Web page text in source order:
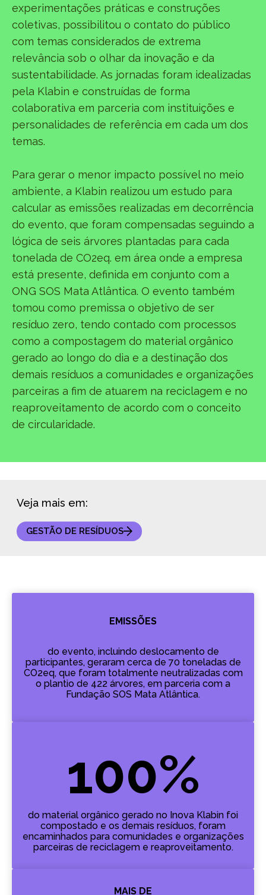
experimentações práticas e construções
coletivas, possibilitou o contato do público
com temas considerados de extrema
relevância sob o olhar da inovação e da
sustentabilidade. As jornadas foram idealizadas
pela Klabin e construídas de forma
colaborativa em parceria com instituições e
personalidades de referência em cada um dos
temas.
Para gerar o menor impacto possível no meio
ambiente, a Klabin realizou um estudo para
calcular as emissões realizadas em decorrência
do evento, que foram compensadas seguindo a
lógica de seis árvores plantadas para cada
tonelada de CO2eq. em área onde a empresa
está presente, definida em conjunto com a
ONG SOS Mata Atlântica. O evento também
tomou como premissa o objetivo de ser
resíduo zero, tendo contado com processos
como a compostagem do material orgânico
gerado ao longo do dia e a destinação dos
demais resíduos a comunidades e organizações
parceiras a fim de atuarem na reciclagem e no
reaproveitamento de acordo com o conceito
de circularidade.
Veja mais em:
GESTÃO DE RESÍDUOS
EMISSÕES
do evento, incluindo deslocamento de
participantes, geraram cerca de 70 toneladas de
CO2eq, que foram totalmente neutralizadas com
o plantio de 422 árvores, em parceria com a
Fundação SOS Mata Atlântica.
100%
do material orgânico gerado no Inova Klabin foi
compostado e os demais resíduos, foram
encaminhados para comunidades e organizações
parceiras de reciclagem e reaproveitamento.
MAIS DE